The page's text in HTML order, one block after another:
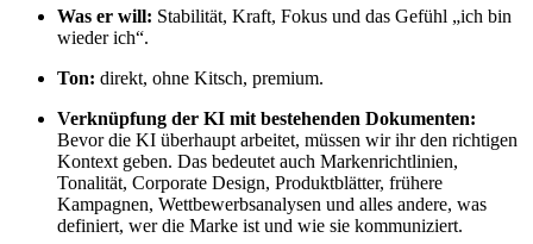
Was er will: Stabilität, Kraft, Fokus und das Gefühl „ich bin
wieder ich“.
Ton: direkt, ohne Kitsch, premium.
Verknüpfung der KI mit bestehenden Dokumenten:
Bevor die KI überhaupt arbeitet, müssen wir ihr den richtigen
Kontext geben. Das bedeutet auch Markenrichtlinien,
Tonalität, Corporate Design, Produktblätter, frühere
Kampagnen, Wettbewerbsanalysen und alles andere, was
definiert, wer die Marke ist und wie sie kommuniziert.